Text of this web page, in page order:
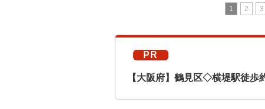
1 2 3
PR
【大阪府】鶴見区◇横堤駅徒